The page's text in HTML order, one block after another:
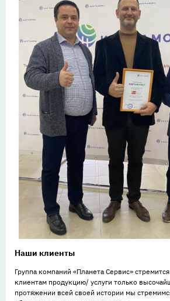
Наши клиенты
Группа компаний «Планета Сервис»
клиентам продукцию/ услуги только
протяжении всей своей истории мы